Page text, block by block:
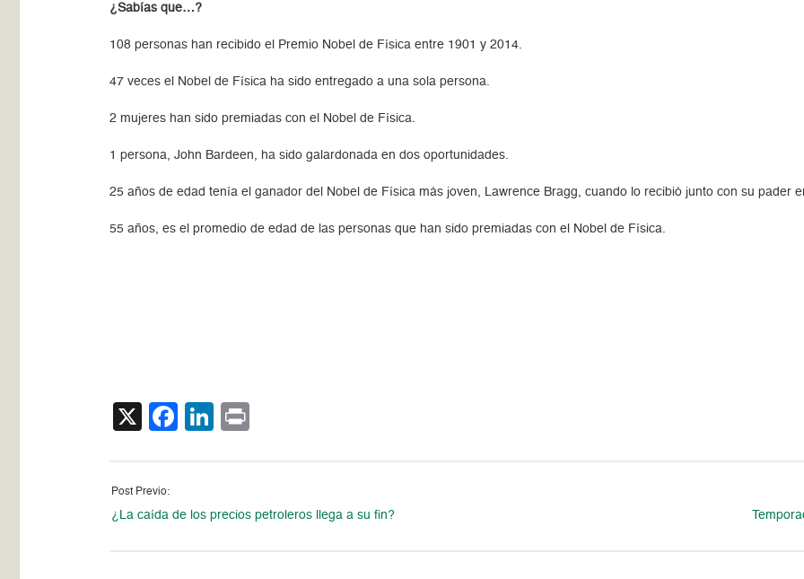
¿Sabías que…?
108 personas han recibido el Premio Nobel de Física entre 1901 y 2014.
47 veces el Nobel de Física ha sido entregado a una sola persona.
2 mujeres han sido premiadas con el Nobel de Física.
1 persona, John Bardeen, ha sido galardonada en dos oportunidades.
25 años de edad tenía el ganador del Nobel de Física más joven, Lawrence Bragg, cuando lo recibió junto con su pader
55 años, es el promedio de edad de las personas que han sido premiadas con el Nobel de Física.
X Facebook
LinkedIn
Post Previo:
¿La caída de los precios petroleros llega a su fin?